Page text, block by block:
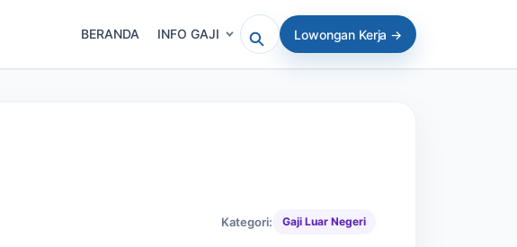
BERANDA INFO GAJI
Cari artikel atau lowongan
Lowongan Kerja →
Kategori: Gaji Luar Negeri